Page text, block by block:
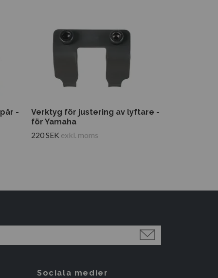
-
Verktyg för justering av lyftare -
för Yamaha
220 SEK exkl. moms
Sociala medier